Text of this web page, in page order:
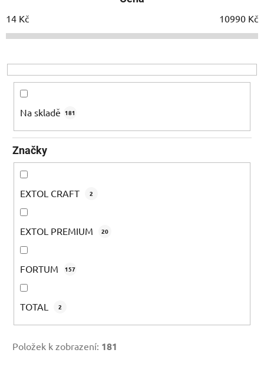
í
p
o
d
ů
14 Kč 10990 Kč
Na skladě 181
Značky
EXTOL CRAFT 2
EXTOL PREMIUM 20
FORTUM 157
TOTAL 2
Položek k zobrazení: 181